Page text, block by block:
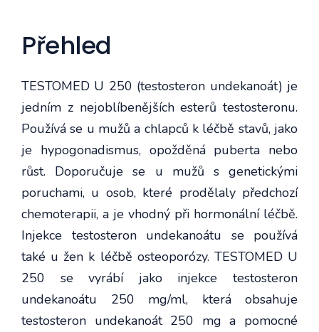
Přehled
TESTOMED U 250 (testosteron undekanoát) je
jedním z nejoblíbenějších esterů testosteronu.
Používá se u mužů a chlapců k léčbě stavů, jako
je hypogonadismus, opožděná puberta nebo
růst. Doporučuje se u mužů s genetickými
poruchami, u osob, které prodělaly předchozí
chemoterapii, a je vhodný při hormonální léčbě.
Injekce testosteron undekanoátu se používá
také u žen k léčbě osteoporózy. TESTOMED U
250 se vyrábí jako injekce testosteron
undekanoátu 250 mg/ml, která obsahuje
testosteron undekanoát 250 mg a pomocné